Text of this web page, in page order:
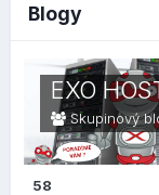
Blogy
EXO
Skupinový
58